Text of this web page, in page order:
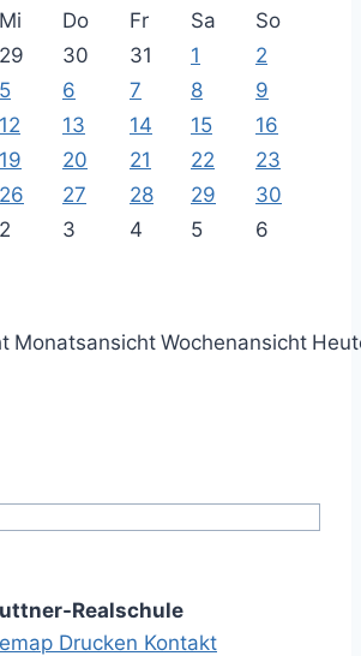
Mi Do Fr Sa
So
29 30 31 1
2
5 6 7 8
9
12 13 14 15
16
19 20 21 22
23
26 27 28 29
30
2 3 4 5 6
Monatsansicht Wochenansicht
Realschule
Drucken Kontakt